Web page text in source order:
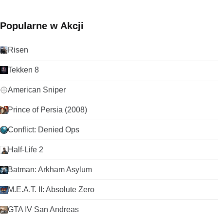
lat i wygląda na to, że może przez kolejne 10 lat dzięki
ciągłemu rozwojowi i ulepszaniu przez VideoLAN Org.
Pobierz tutaj
Popularne w Akcji
Risen
Tekken 8
American Sniper
Prince of Persia (2008)
Conflict: Denied Ops
Half-Life 2
Batman: Arkham Asylum
M.E.A.T. II: Absolute Zero
GTA IV San Andreas